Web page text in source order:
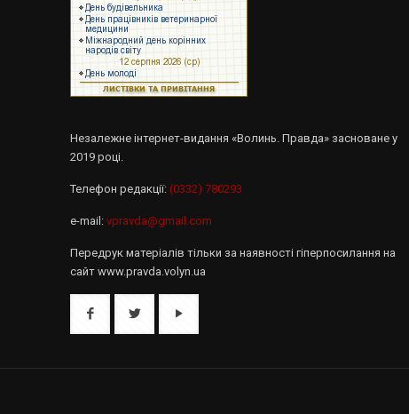
Незалежне інтернет-видання «Волинь. Правда» засноване у
2019 році.
Телефон редакції:(0332) 780293
e-mail:vpravda@gmail.com
Передрук матеріалів тільки за наявності гіперпосилання на
сайт www.pravda.volyn.ua